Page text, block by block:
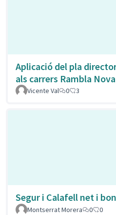
Aplicació del pla
als carrers Rambla
Vicente Val 0 3
Segur i Calafell net i
Montserrat Morera
0 0